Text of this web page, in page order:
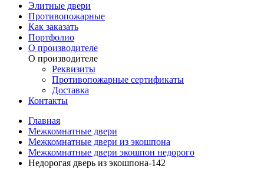
Элитные двери
Противопожарные
Как заказать
Портфолио
О производителе
О производителе
Реквизиты
Противопожарные сертификаты
Доставка
Контакты
Главная
Межкомнатные двери
Межкомнатные двери из экошпона
Межкомнатные двери экошпон недорого
Недорогая дверь из экошпона-142